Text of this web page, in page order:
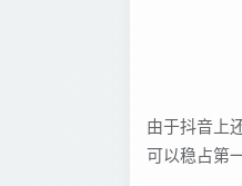
由于抖音上
可以稳占第